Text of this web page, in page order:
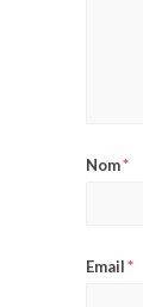
Nom*
Email*